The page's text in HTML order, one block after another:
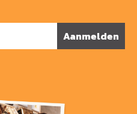
Aanmelden